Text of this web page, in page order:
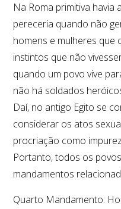
Na Roma primitiva havia
pereceria quando não
homens e mulheres que
instintos que não
quando um povo vive
não há soldados
Daí, no antigo Egito se
considerar os atos
procriação como
Portanto, todos os
mandamentos
Quarto Mandamento: